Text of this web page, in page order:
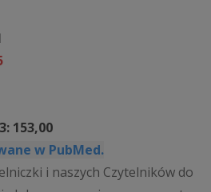
153,00
w PubMed.
i naszych Czytelników do